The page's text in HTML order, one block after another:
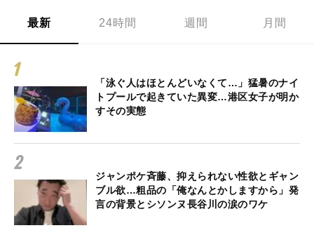
最新 24時間 週間 月間
「泳ぐ人はほとんどいなくて…」猛暑のナイ
トプールで起きていた異変…港区女子が明か
すその実態
ジャンポケ斉藤、抑えられない性欲とギャン
ブル欲…粗品の「俺なんとかしますから」発
言の背景とシソンヌ長谷川の涙のワケ